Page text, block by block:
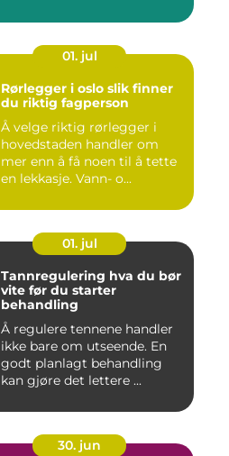
01. jul
Rørlegger i oslo slik finner
du riktig fagperson
Å velge riktig rørlegger i
hovedstaden handler om
mer enn å få noen til å tette
en lekkasje. Vann- o...
01. jul
Tannregulering hva du bør
vite før du starter
behandling
Å regulere tennene handler
ikke bare om utseende. En
godt planlagt behandling
kan gjøre det lettere ...
30. jun